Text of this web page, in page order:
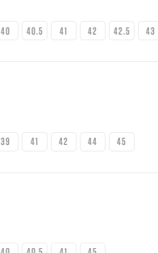
40 40.5 41 42 42.5 43
39 41 42 44 45